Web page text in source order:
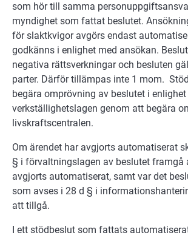
som hör till samma
myndighet som fattat beslutet.
för slaktkvigor avgörs endast
godkänns i enlighet med ansökan.
negativa rättsverkningar och besluten
parter. Därför tillämpas inte 1 mom.
begära omprövning av beslutet i
verkställighetslagen genom att begära
livskraftscentralen.
Om ärendet har avgjorts automatiserat
§ i förvaltningslagen av beslutet framgå
avgjorts automatiserat, samt var det
som avses i 28 d § i
att tillgå.
I ett stödbeslut som fattats